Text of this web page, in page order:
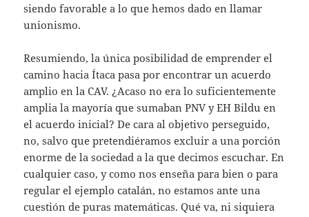
siendo favorable a lo que hemos dado en llamar
unionismo.
Resumiendo, la única posibilidad de emprender el
camino hacia Ítaca pasa por encontrar un acuerdo
amplio en la CAV. ¿Acaso no era lo suficientemente
amplia la mayoría que sumaban PNV y EH Bildu en
el acuerdo inicial? De cara al objetivo perseguido,
no, salvo que pretendiéramos excluir a una porción
enorme de la sociedad a la que decimos escuchar. En
cualquier caso, y como nos enseña para bien o para
regular el ejemplo catalán, no estamos ante una
cuestión de puras matemáticas. Qué va, ni siquiera